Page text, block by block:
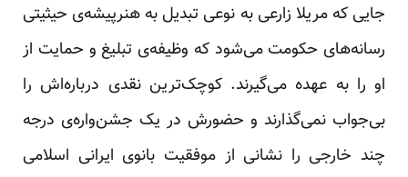
جایی که مریلا زارعی به نوعی تبدیل به هنرپیشه‌ی حیثیتی
رسانه‌های حکومت می‌شود که وظیفه‌ی تبلیغ و حمایت از
او را به عهده می‌گیرند. کوچک‌ترین نقدی درباره‌اش را
بی‌جواب نمی‌گذارند و حضورش در یک جشن‌واره‌ی درجه
چند خارجی را نشانی از موفقیت بانوی ایرانی اسلامی